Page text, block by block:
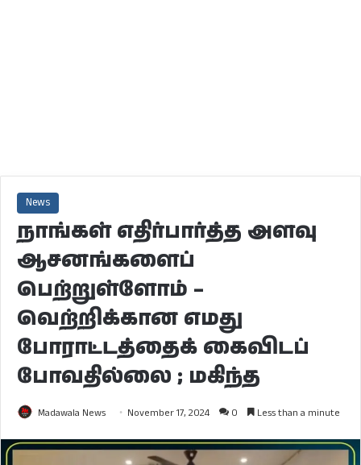
News
நாங்கள் எதிர்பார்த்த அளவு
ஆசனங்களைப்
பெற்றுள்ளோம் –
வெற்றிக்கான எமது
போராட்டத்தைக் கைவிடப்
போவதில்லை ; மகிந்த
Madawala News November 17, 2024 0 Less than a minute